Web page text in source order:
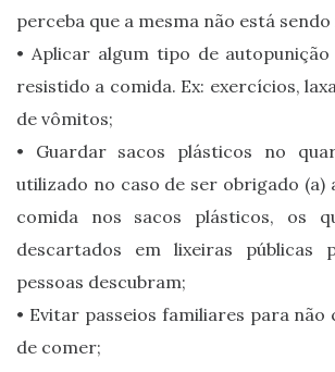
perceba que a mesma não está
• Aplicar algum tipo de
resistido a comida. Ex: exercícios,
de vômitos;
• Guardar sacos plásticos no
utilizado no caso de ser obrigado (a)
comida nos sacos plásticos, os
descartados em lixeiras públicas
pessoas descubram;
• Evitar passeios familiares para
de comer;